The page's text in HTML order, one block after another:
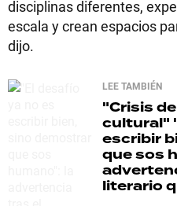
disciplinas diferentes,
escala y crean espacios
dijo.
LEE TAMBIÉN
"Crisis
cultural"
escribir
que sos
literario